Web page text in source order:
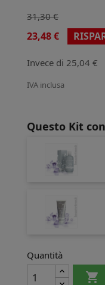
31,30 €
23,48 €
Invece di 25,04 €
IVA inclusa
Questo Kit
Quantità
